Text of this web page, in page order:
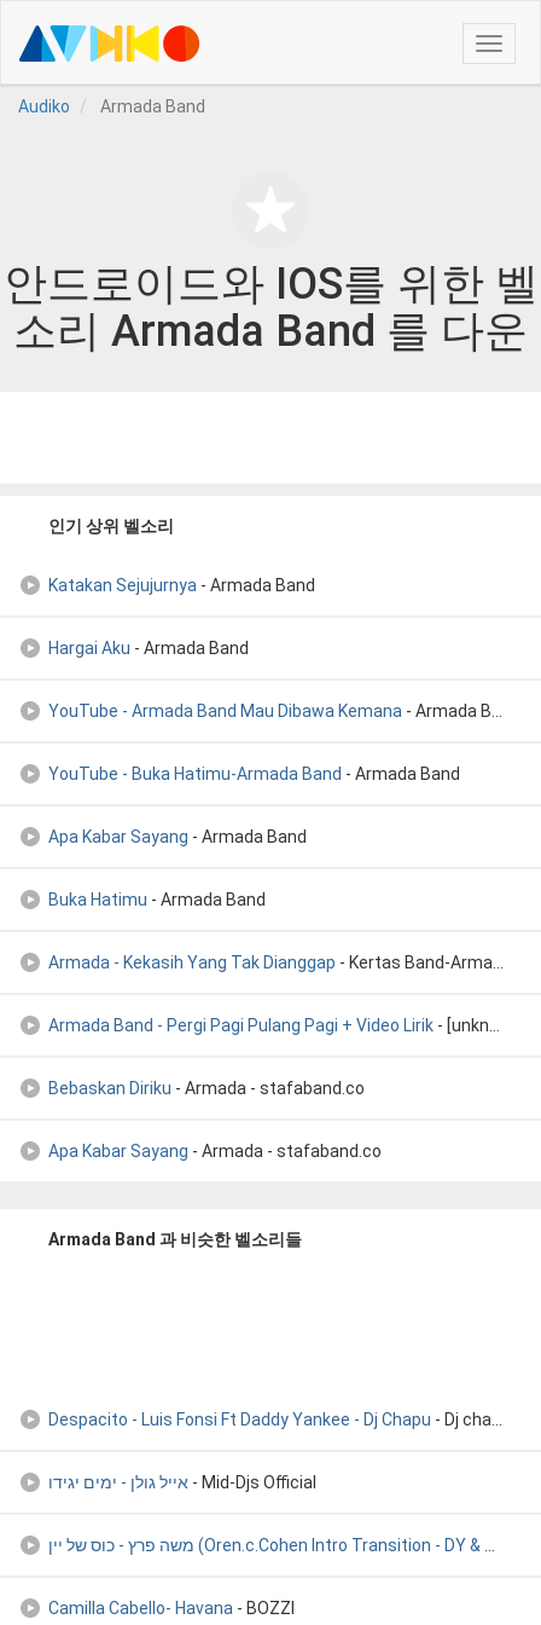
Toggle
Audiko
Armada Band
안드로이드와 IOS를 위한 벨
소리 Armada Band 를 다운
인기 상위 벨소리
Katakan Sejujurnya - Armada Band
Hargai Aku - Armada Band
YouTube - Armada Band Mau Dibawa Kemana - Armada Band
YouTube - Buka Hatimu-Armada Band - Armada Band
Apa Kabar Sayang - Armada Band
Buka Hatimu - Armada Band
Armada - Kekasih Yang Tak Dianggap - Kertas Band-Armada/Kertas Band-Armada
Armada Band - Pergi Pagi Pulang Pagi + Video Lirik - [unknown]
Bebaskan Diriku - Armada - stafaband.co
Apa Kabar Sayang - Armada - stafaband.co
Armada Band 과 비슷한 벨소리들
Despacito - Luis Fonsi Ft Daddy Yankee - Dj Chapu - Dj chapu
אייל גולן - ימים יגידו - Mid-Djs Official
משה פרץ - כוס של יין (Oren.c.Cohen Intro Transition - DY & B
Camilla Cabello- Havana - BOZZI